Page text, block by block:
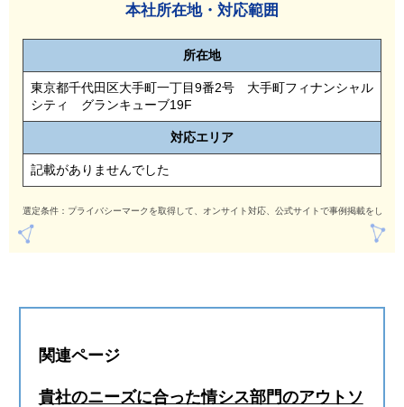
本社所在地・対応範囲
所在地
東京都千代田区大手町一丁目9番2号 大手町フィナンシャル
シティ グランキューブ19F
対応エリア
記載がありませんでした
選定条件：プライバシーマークを取得して、オンサイト対応、公式サイトで事例掲載をして
関連ページ
貴社のニーズに合った情シス部門のアウトソ